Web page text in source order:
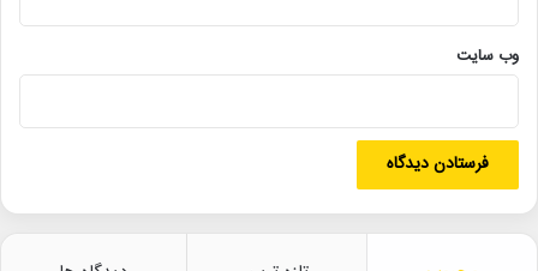
ایران_کنسرت بنیاد_رودکی
تالار_وحدت
خانه_موسیقی_ایران
کنسرت_یادگاه
گروه_کر_میترا
وب‌ سایت